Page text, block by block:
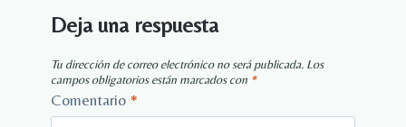
Deja una respuesta
Tu dirección de correo electrónico no será publicada. Los
campos obligatorios están marcados con *
Comentario *